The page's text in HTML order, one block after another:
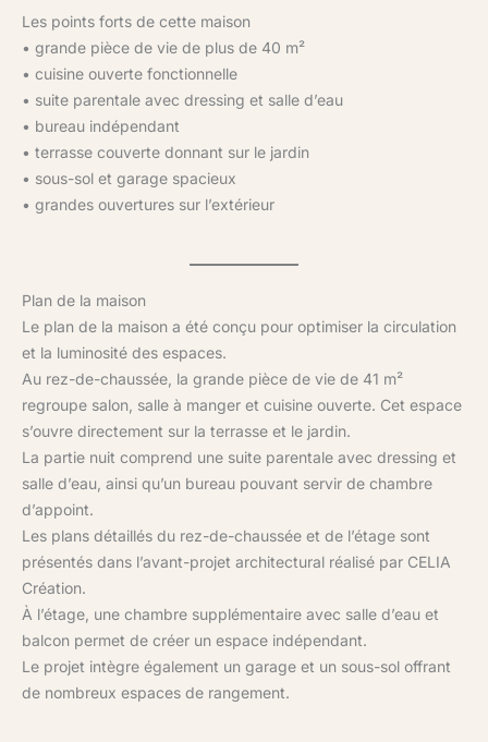
Les points forts de cette maison
• grande pièce de vie de plus de 40 m²
• cuisine ouverte fonctionnelle
• suite parentale avec dressing et salle d’eau
• bureau indépendant
• terrasse couverte donnant sur le jardin
• sous-sol et garage spacieux
• grandes ouvertures sur l’extérieur
Plan de la maison
Le plan de la maison a été conçu pour optimiser la circulation
et la luminosité des espaces.
Au rez-de-chaussée, la grande pièce de vie de 41 m²
regroupe salon, salle à manger et cuisine ouverte. Cet espace
s’ouvre directement sur la terrasse et le jardin.
La partie nuit comprend une suite parentale avec dressing et
salle d’eau, ainsi qu’un bureau pouvant servir de chambre
d’appoint.
Les plans détaillés du rez-de-chaussée et de l’étage sont
présentés dans l’avant-projet architectural réalisé par CELIA
Création.
À l’étage, une chambre supplémentaire avec salle d’eau et
balcon permet de créer un espace indépendant.
Le projet intègre également un garage et un sous-sol offrant
de nombreux espaces de rangement.